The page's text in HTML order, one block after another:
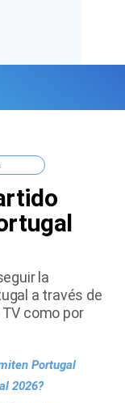
la
a través de
como por
Portugal
2026?